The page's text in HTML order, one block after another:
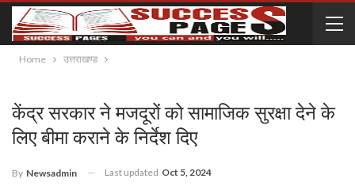
Home उत्तराखण्ड
केंद्र सरकार ने मजदूरों को सामाजिक सुरक्षा देने के
लिए बीमा कराने के निर्देश दिए
By Newsadmin Last updated Oct 5, 2024